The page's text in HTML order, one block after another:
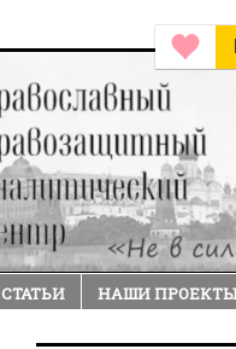
СТАТЬИ НАШИ